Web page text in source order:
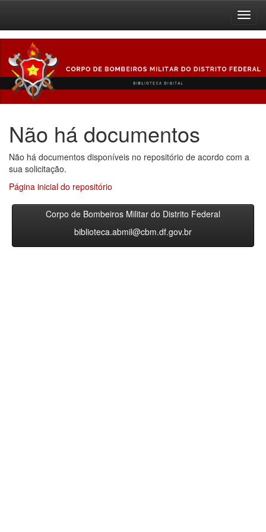
navigation
Não há documentos
Não há documentos disponíveis no repositório de acordo com a
sua solicitação.
Página inicial do repositório
Corpo de Bombeiros Militar do Distrito Federal
biblioteca.abmil@cbm.df.gov.br